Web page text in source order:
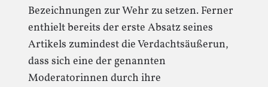
Bezeichnungen zur Wehr zu setzen. Ferner
enthielt bereits der erste Absatz seines
Artikels zumindest die Verdachtsäußerun,
dass sich eine der genannten
Moderatorinnen durch ihre